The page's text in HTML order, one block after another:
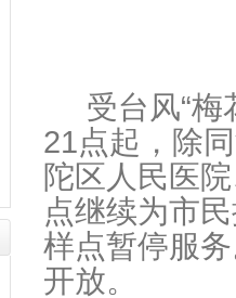
受台风“梅
21点起，除
陀区人民医
点继续为市
样点暂停服
开放。